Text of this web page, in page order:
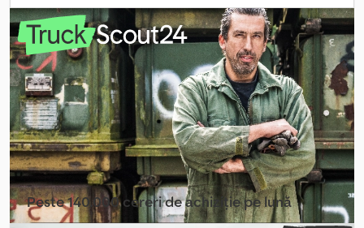
07/2027, lungime totală:2.480 mm, lățime totală:1.250 mm,
înălțime totală:89.050 mm, suspensie:aer, dimensiunea
anvelopei:385/65R22,5, Dotări:ABS, | Șasiu Krone cu 1 axă | Axă
Krone | Suport roată de rezervă | Susținere spate | Anvelope:
385/65R22,5 | Frâne pe disc | Greutate proprie: 2260 kg | Revizie
valabilă/TÜV până la | Ne rezervăm dreptul la erori, greșeli de
introducere a datelor și vânzare anterioară. Credjzn H N Ejpfx
Amujf
Peste 140.000 cereri de achiziție pe lună